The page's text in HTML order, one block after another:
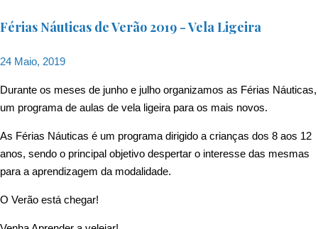
Férias Náuticas de Verão 2019 - Vela Ligeira
24 Maio, 2019
Durante os meses de junho e julho organizamos as Férias Náuticas,
um programa de aulas de vela ligeira para os mais novos.
As Férias Náuticas é um programa dirigido a crianças dos 8 aos 12
anos, sendo o principal objetivo despertar o interesse das mesmas
para a aprendizagem da modalidade.
O Verão está chegar!